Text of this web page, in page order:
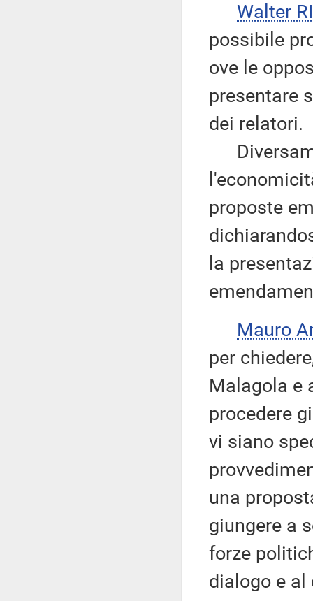
Walter
possibile
ove le
presentare
dei relatori.
proposte
la
Mauro
per
Malagola e
procedere
vi siano
una
giungere a
forze
dialogo e al